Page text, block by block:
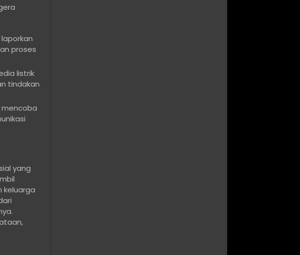
proses
listrik
tindakan
yang
keluarga